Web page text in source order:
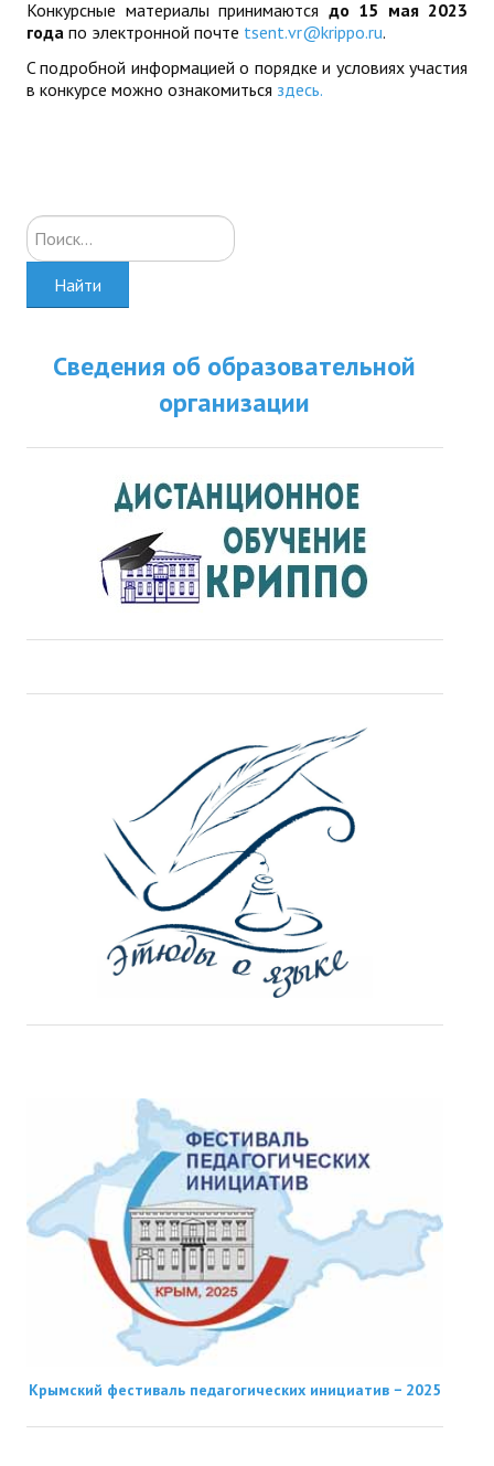
Конкурсные материалы принимаются до 15 мая 2023
года по электронной почте tsent.vr@krippo.ru.
C подробной информацией о порядке и условиях участия
в конкурсе можно ознакомиться здесь.
Искать...
Найти
Сведения об образовательной
организации
Крымский фестиваль педагогических инициатив − 2025